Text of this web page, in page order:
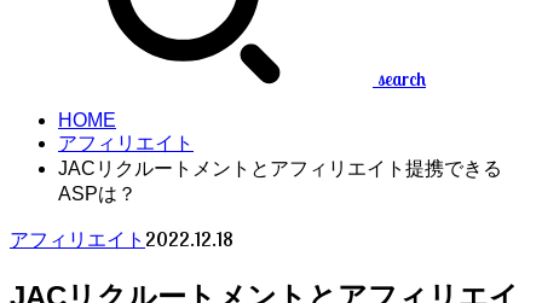
search
HOME
アフィリエイト
JACリクルートメントとアフィリエイト提携できる
ASPは？
アフィリエイト 2022.12.18
JACリクルートメントとアフィリエイ